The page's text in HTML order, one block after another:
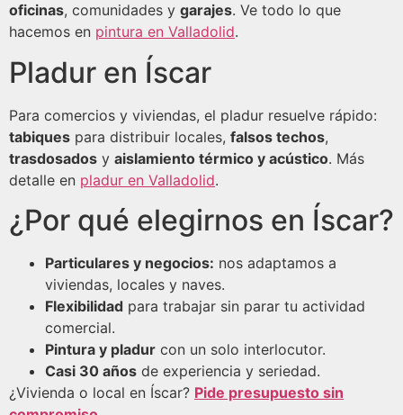
oficinas, comunidades y garajes. Ve todo lo que
hacemos en pintura en Valladolid.
Pladur en Íscar
Para comercios y viviendas, el pladur resuelve rápido:
tabiques para distribuir locales, falsos techos,
trasdosados y aislamiento térmico y acústico. Más
detalle en pladur en Valladolid.
¿Por qué elegirnos en Íscar?
Particulares y negocios: nos adaptamos a
viviendas, locales y naves.
Flexibilidad para trabajar sin parar tu actividad
comercial.
Pintura y pladur con un solo interlocutor.
Casi 30 años de experiencia y seriedad.
¿Vivienda o local en Íscar? Pide presupuesto sin